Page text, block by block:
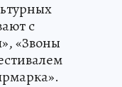
с
«Звоны